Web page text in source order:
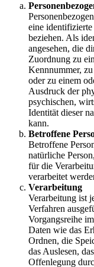
eine
beziehen. Als
angesehen, die
Zuordnung zu
Kennnummer,
oder zu einem
Ausdruck der
psychischen,
Identität dieser
kann.
Betroffene
Betroffene
natürliche
für die
verarbeitet
Verarbeitung
Verarbeitung ist
Verfahren
Vorgangsreihe
Daten wie das
Ordnen, die
das Auslesen,
Offenlegung